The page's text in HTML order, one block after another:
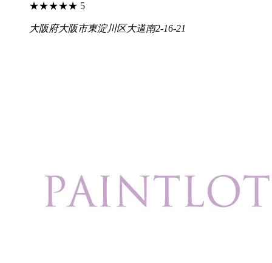
★★★★★ 5
大阪府大阪市東淀川区大道南2-16-21